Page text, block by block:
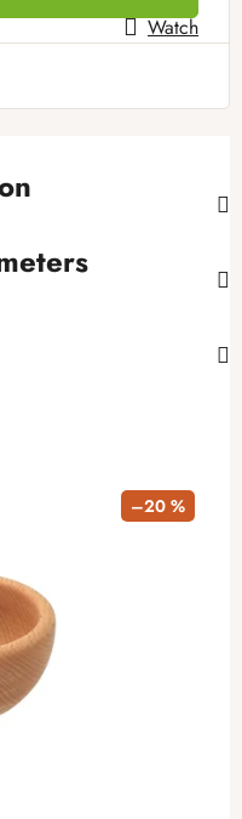
Watch
–20 %